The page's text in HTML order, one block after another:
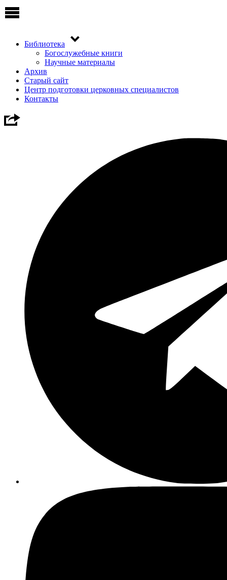
Библиотека
Богослужебные книги
Научные материалы
Архив
Старый сайт
Центр подготовки церковных специалистов
Контакты